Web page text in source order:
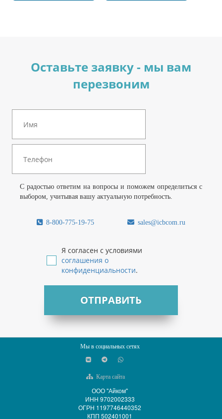
Оставьте заявку - мы вам
перезвоним
С радостью ответим на вопросы и поможем определиться с
выбором, учитывая вашу актуальную потребность.
8-800-775-19-75 sales@icbcom.ru
Я согласен с условиями
соглашения о
конфиденциальности.
ОТПРАВИТЬ
Мы в социальных сетях
Карта сайта
ООО "Айком"
ИНН 9702002333
ОГРН 1197746440352
КПП 502401001